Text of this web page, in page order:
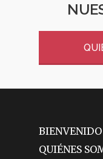
BIENVENIDO
QUIÉNES